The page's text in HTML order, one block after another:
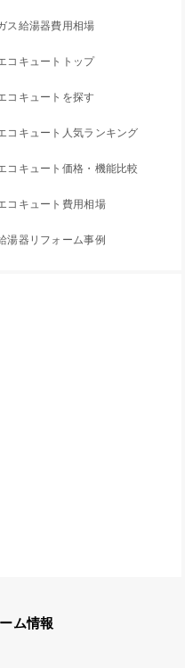
ス給湯器費用相場
コキュートトップ
コキュートを探す
コキュート人気ランキング
コキュート価格・機能比較
コキュート費用相場
湯器リフォーム事例
ム情報